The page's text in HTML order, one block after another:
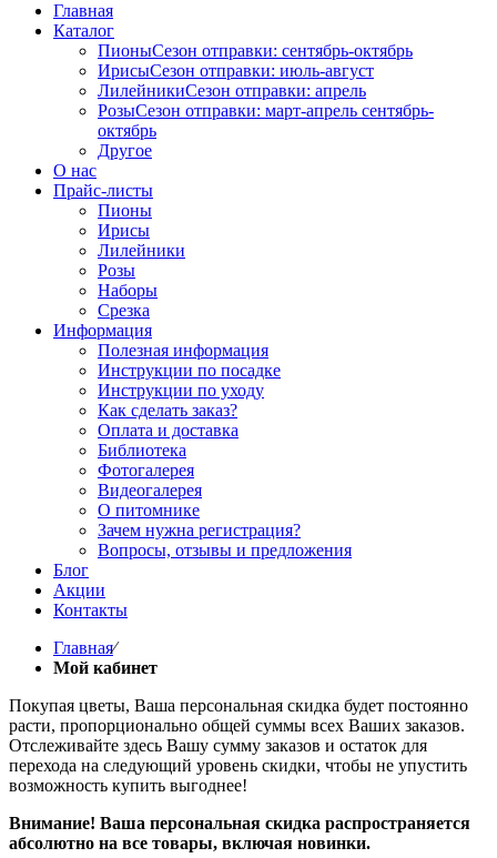
Главная
Каталог
ПионыСезон отправки: сентябрь-октябрь
ИрисыСезон отправки: июль-август
ЛилейникиСезон отправки: апрель
РозыСезон отправки: март-апрель сентябрь-
октябрь
Другое
О нас
Прайс-листы
Пионы
Ирисы
Лилейники
Розы
Наборы
Срезка
Информация
Полезная информация
Инструкции по посадке
Инструкции по уходу
Как сделать заказ?
Оплата и доставка
Библиотека
Фотогалерея
Видеогалерея
О питомнике
Зачем нужна регистрация?
Вопросы, отзывы и предложения
Блог
Акции
Контакты
Главная⁄
Мой кабинет
Покупая цветы, Ваша персональная скидка будет постоянно
расти, пропорционально общей суммы всех Ваших заказов.
Отслеживайте здесь Вашу сумму заказов и остаток для
перехода на следующий уровень скидки, чтобы не упустить
возможность купить выгоднее!
Внимание! Ваша персональная скидка распространяется
абсолютно на все товары, включая новинки.